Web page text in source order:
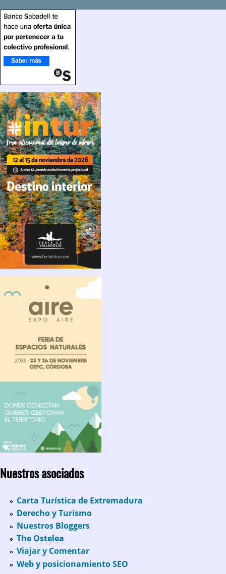
Nuestros asociados
Carta Turística de Extremadura
Derecho y Turismo
Nuestros Bloggers
The Ostelea
Viajar y Comentar
Web y posicionamiento SEO